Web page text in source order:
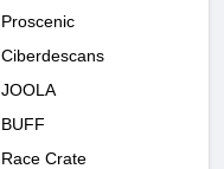
Proscenic
Ciberdescans
JOOLA
BUFF
Race Crate